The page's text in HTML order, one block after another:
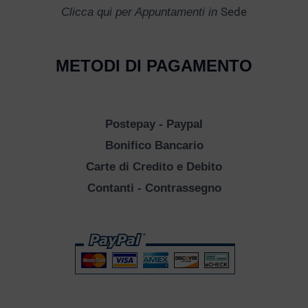
Clicca qui per Appuntamenti in Sede
METODI DI PAGAMENTO
Postepay - Paypal
Bonifico Bancario
Carte di Credito e Debito
Contanti - Contrassegno